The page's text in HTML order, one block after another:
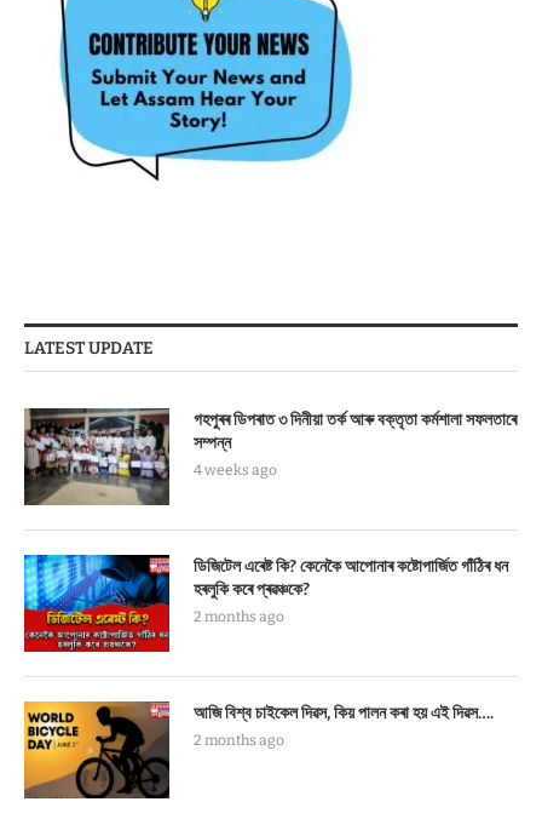
LATEST UPDATE
গহপুৰৰ ডিপৰাত ৩ দিনীয়া তৰ্ক আৰু বক্তৃতা কৰ্মশালা সফলতাৰে
সম্পন্ন
4 weeks ago
ডিজিটেল এৰেষ্ট কি? কেনেকৈ আপোনাৰ কষ্টোপাৰ্জিত গাঁঠিৰ ধন
হৰলুকি কৰে প্ৰৱঞ্চকে?
2 months ago
আজি বিশ্ব চাইকেল দিৱস, কিয় পালন কৰা হয় এই দিৱস….
2 months ago